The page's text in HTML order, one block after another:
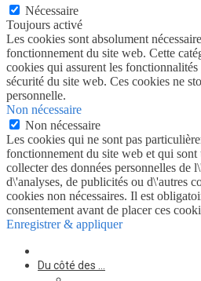
Nécessaire
Toujours activé
Les cookies sont absolument
fonctionnement du site web. Cette
cookies qui assurent les
sécurité du site web. Ces cookies ne
personnelle.
Non nécessaire
Non nécessaire
Les cookies qui ne sont pas
fonctionnement du site web et qui
collecter des données personnelles de
d\'analyses, de publicités ou d\'autres
cookies non nécessaires. Il est
consentement avant de placer ces
Enregistrer & appliquer
Du côté des …